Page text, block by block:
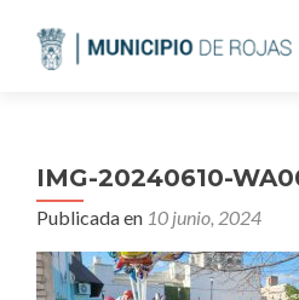
IMG-20240610-
Publicada en 10 junio, 2024